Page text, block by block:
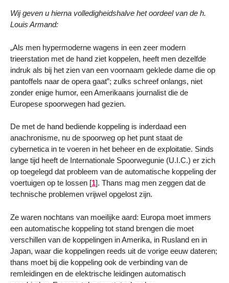
Wij geven u hierna volledigheidshalve het oordeel van de h.
Louis Armand:
„Als men hypermoderne wagens in een zeer modern
trieerstation met de hand ziet koppelen, heeft men dezelfde
indruk als bij het zien van een voornaam geklede dame die op
pantoffels naar de opera gaat”; zulks schreef onlangs, niet
zonder enige humor, een Amerikaans journalist die de
Europese spoorwegen had gezien.
De met de hand bediende koppeling is inderdaad een
anachronisme, nu de spoorweg op het punt staat de
cybernetica in te voeren in het beheer en de exploitatie. Sinds
lange tijd heeft de Internationale Spoorwegunie (U.I.C.) er zich
op toegelegd dat probleem van de automatische koppeling der
voertuigen op te lossen [1]. Thans mag men zeggen dat de
technische problemen vrijwel opgelost zijn.
Ze waren nochtans van moeilijke aard: Europa moet immers
een automatische koppeling tot stand brengen die moet
verschillen van de koppelingen in Amerika, in Rusland en in
Japan, waar die koppelingen reeds uit de vorige eeuw dateren;
thans moet bij die koppeling ook de verbinding van de
remleidingen en de elektrische leidingen automatisch